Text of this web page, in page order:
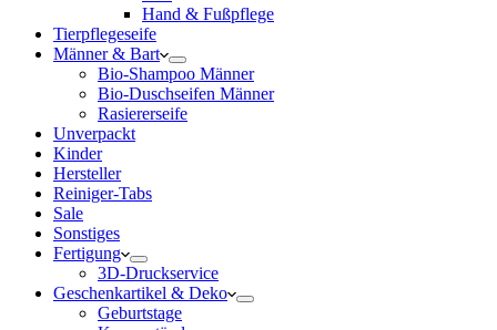
Hand & Fußpflege
Tierpflegeseife
Männer & Bart
Bio-Shampoo Männer
Bio-Duschseifen Männer
Rasiererseife
Unverpackt
Kinder
Hersteller
Reiniger-Tabs
Sale
Sonstiges
Fertigung
3D-Druckservice
Geschenkartikel & Deko
Geburtstage